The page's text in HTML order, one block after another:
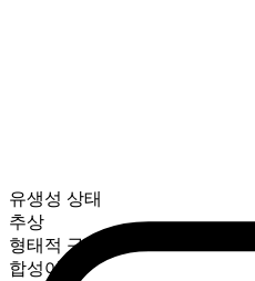
유생성 상태
추상
형태적 구성
합성어